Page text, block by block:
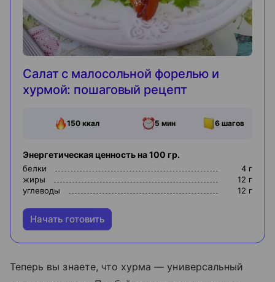
Салат с малосольной форелью и
хурмой: пошаговый рецепт
150ккал 5 мин 6 шагов
Энергетическая ценность на 100 гр.
белки 4 г
жиры
12 г
углеводы
12 г
Начать готовить
Теперь вы знаете, что хурма — универсальный